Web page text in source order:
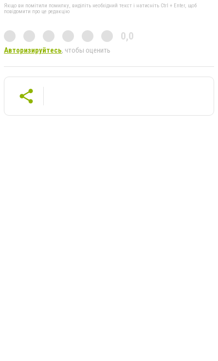
Якщо ви помітили помилку, виділіть необхідний текст і натисніть Ctrl + Enter, щоб
повідомити про це редакцію
0,0
Авторизируйтесь, чтобы оценить